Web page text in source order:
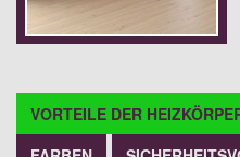
VORTEILE DER